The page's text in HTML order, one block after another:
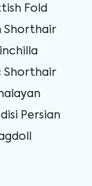
Fold
Shorthair
Shorthair
Persian